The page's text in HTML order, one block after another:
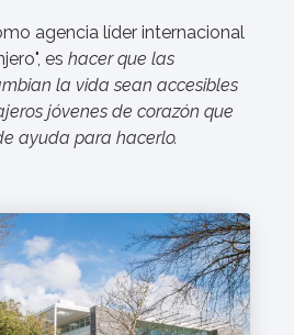
agencia líder internacional
es hacer que las
la vida sean accesibles
jóvenes de corazón que
ayuda para hacerlo.